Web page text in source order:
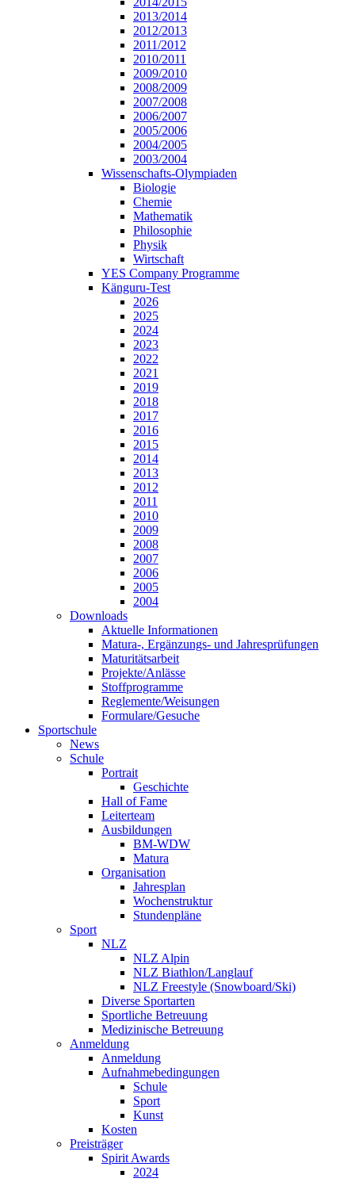
2013/2014
2012/2013
2011/2012
2010/2011
2009/2010
2008/2009
2007/2008
2006/2007
2005/2006
2004/2005
2003/2004
Wissenschafts-Olympiaden
Biologie
Chemie
Mathematik
Philosophie
Physik
Wirtschaft
YES Company Programme
Känguru-Test
2026
2025
2024
2023
2022
2021
2019
2018
2017
2016
2015
2014
2013
2012
2011
2010
2009
2008
2007
2006
2005
2004
Downloads
Aktuelle Informationen
Matura-, Ergänzungs- und Jahresprüfungen
Maturitätsarbeit
Projekte/Anlässe
Stoffprogramme
Reglemente/Weisungen
Formulare/Gesuche
Sportschule
News
Schule
Portrait
Geschichte
Hall of Fame
Leiterteam
Ausbildungen
BM-WDW
Matura
Organisation
Jahresplan
Wochenstruktur
Stundenpläne
Sport
NLZ
NLZ Alpin
NLZ Biathlon/Langlauf
NLZ Freestyle (Snowboard/Ski)
Diverse Sportarten
Sportliche Betreuung
Medizinische Betreuung
Anmeldung
Anmeldung
Aufnahmebedingungen
Schule
Sport
Kunst
Kosten
Preisträger
Spirit Awards
2024